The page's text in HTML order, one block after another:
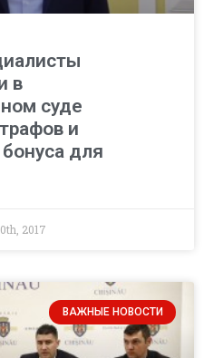
в
суде
и
для
2017
ВАЖНЫЕ НОВОСТИ